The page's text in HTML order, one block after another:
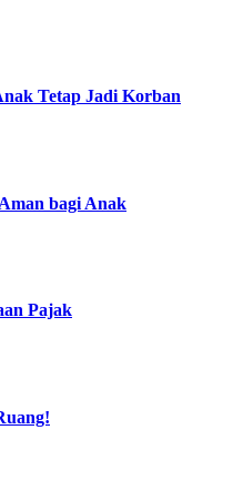
Tetap Jadi Korban
bagi Anak
Pajak